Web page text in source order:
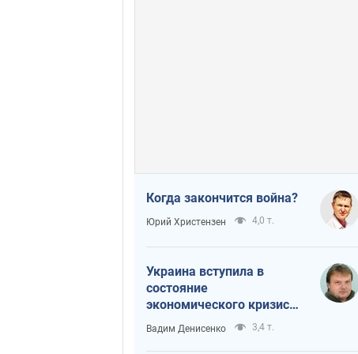
Когда закончится война?
Юрий Христензен 4,0 т.
Украина вступила в
состояние
экономического кризиса.
Есть ли свет в конце
туннеля?
Вадим Денисенко 3,4 т.